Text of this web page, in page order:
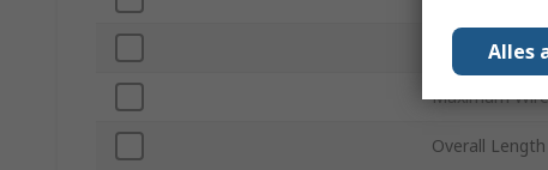
Maximum
Maximum
Overall Length
Alles